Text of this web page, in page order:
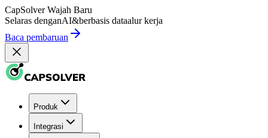
CapSolver Wajah Baru
Selaras denganAI&berbasis dataalur kerja
Baca pembaruan
Produk
Integrasi